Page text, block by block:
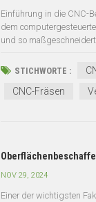
Einführung in die CNC-
dem
und so
STICHWORTE :
CNC-Fräsen
NOV 29, 2024
Einer der wichtigsten